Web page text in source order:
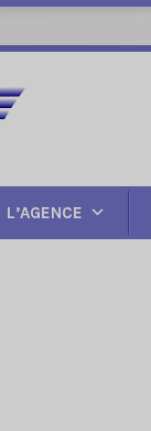
L’AGENCE